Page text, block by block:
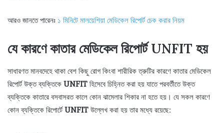
আরও জানতে পারেনঃ ১ মিনিটে মালয়েশিয়া মেডিকেল রিপোর্ট চেক করার নিয়ম
যে কারণে কাতার মেডিকেল রিপোর্ট UNFIT হয়
সাধারণত মানবদেহে থাকা বেশ কিছু রোগ কিংবা শারীরিক ত্রুটির কারণে কাতার মেডিকেল
রিপোর্ট উক্ত ব্যক্তিকে UNFIT হিসেবে চিহ্নিত করা হয় যাতে পরবর্তীতে উক্ত
ব্যক্তিকে কাতারে বসবাসরত কালে কোন ঝামেলার শিকার না হতে হয়। যে সকল কারণে
কোন ব্যক্তিকে রিপোর্টেUNFIT উল্লেখ করা হয় তার মধ্যে রয়েছে: